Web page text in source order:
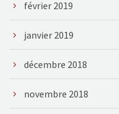
février 2019
janvier 2019
décembre 2018
novembre 2018